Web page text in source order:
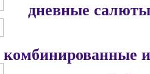
дневные салюты
комбинированные